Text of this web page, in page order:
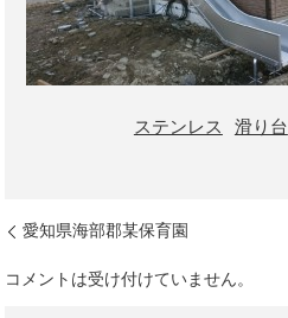
ステンレス 滑り台
愛知県海部郡某保育園
コメントは受け付けていません。